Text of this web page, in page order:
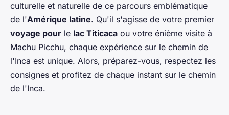
culturelle et naturelle de ce parcours emblématique
de l'Amérique latine. Qu'il s'agisse de votre premier
voyage pour le lac Titicaca ou votre énième visite à
Machu Picchu, chaque expérience sur le chemin de
l'Inca est unique. Alors, préparez-vous, respectez les
consignes et profitez de chaque instant sur le chemin
de l'Inca.